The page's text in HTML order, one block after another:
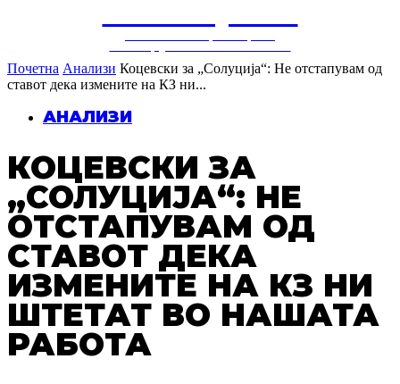
Почетна Анализи Коцевски за „Солуција“: Не отстапувам од
ставот дека измените на КЗ ни...
АНАЛИЗИ
КОЦЕВСКИ ЗА
„СОЛУЦИЈА“: НЕ
ОТСТАПУВАМ ОД
СТАВОТ ДЕКА
ИЗМЕНИТЕ НА КЗ НИ
ШТЕТАТ ВО НАШАТА
РАБОТА